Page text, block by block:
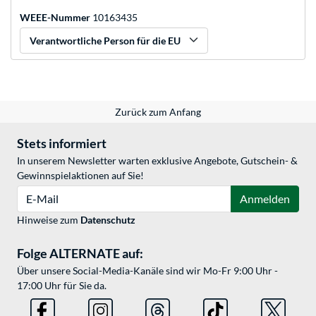
WEEE-Nummer 10163435
Verantwortliche Person für die EU
Zurück zum Anfang
Stets informiert
In unserem Newsletter warten exklusive Angebote, Gutschein- &
Gewinnspielaktionen auf Sie!
Anmelden
Hinweise zum Datenschutz
Folge ALTERNATE auf:
Über unsere Social-Media-Kanäle sind wir Mo-Fr 9:00 Uhr -
17:00 Uhr für Sie da.